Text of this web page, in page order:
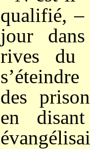
qualifié,
jour
rives du
des
en